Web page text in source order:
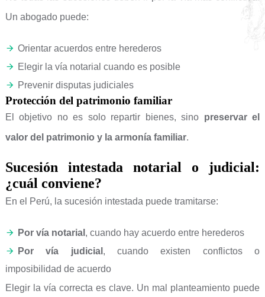
Un abogado puede:
Orientar acuerdos entre herederos
Elegir la vía notarial cuando es posible
Prevenir disputas judiciales
Protección del patrimonio familiar
El objetivo no es solo repartir bienes, sino preservar el
valor del patrimonio y la armonía familiar.
Sucesión intestada notarial o judicial:
¿cuál conviene?
En el Perú, la sucesión intestada puede tramitarse:
Por vía notarial , cuando hay acuerdo entre herederos
Por vía judicial , cuando existen conflictos o
imposibilidad de acuerdo
Elegir la vía correcta es clave. Un mal planteamiento puede